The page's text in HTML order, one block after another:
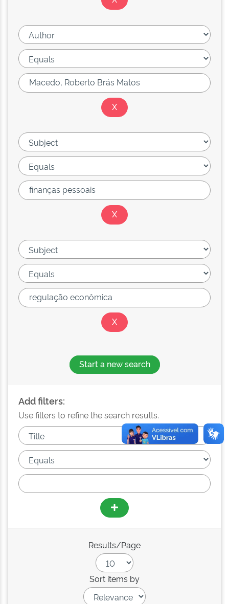
Start a new search
Add filters:
Use filters to refine the search results.
Results/Page
Sort items by